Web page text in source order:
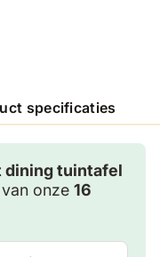
specificaties
dining tuintafel
van onze 16